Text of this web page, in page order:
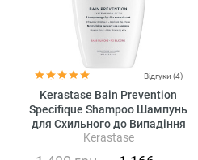
Відгуки (4)
Kerastase Bain Prevention
Specifique Shampoo Шампунь
для Схильного до Випадіння
Волосся
Kerastase